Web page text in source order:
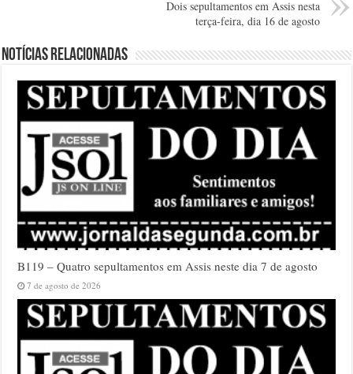
Dois sepultamentos em Assis nesta
terça-feira, dia 16 de agosto
Notícias relacionadas
B119 – Quatro sepultamentos em Assis neste dia 7 de agosto
7 de agosto de 2026